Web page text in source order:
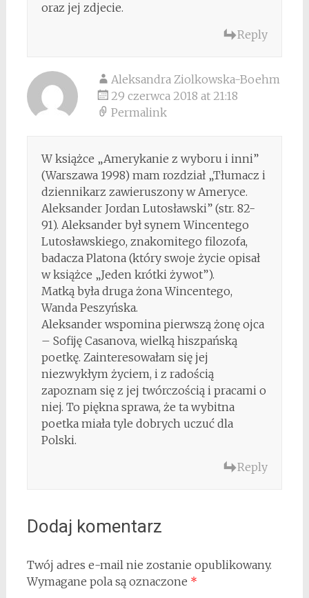
oraz jej zdjecie.
Reply
Aleksandra Ziolkowska-Boehm
29 czerwca 2018 at 21:18
Permalink
W książce „Amerykanie z wyboru i inni”
(Warszawa 1998) mam rozdział „Tłumacz i
dziennikarz zawieruszony w Ameryce.
Aleksander Jordan Lutosławski” (str. 82-
91). Aleksander był synem Wincentego
Lutosławskiego, znakomitego filozofa,
badacza Platona (który swoje życie opisał
w książce „Jeden krótki żywot”).
Matką była druga żona Wincentego,
Wanda Peszyńska.
Aleksander wspomina pierwszą żonę ojca
– Sofiję Casanova, wielką hiszpańską
poetkę. Zainteresowałam się jej
niezwykłym życiem, i z radością
zapoznam się z jej twórczością i pracami o
niej. To piękna sprawa, że ta wybitna
poetka miała tyle dobrych uczuć dla
Polski.
Reply
Dodaj komentarz
Twój adres e-mail nie zostanie opublikowany.
Wymagane pola są oznaczone *